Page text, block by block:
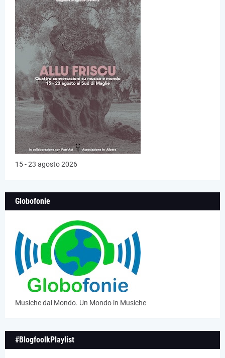
15 - 23 agosto 2026
Globofonie
Musiche dal Mondo. Un Mondo in Musiche
#BlogfoolkPlaylist